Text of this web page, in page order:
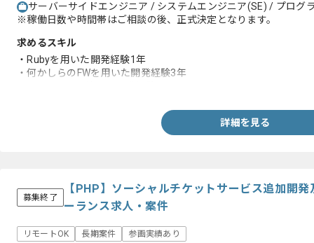
サーバーサイドエンジニア / システムエンジニア(SE) / プログ
※稼働日数や時間帯はご相談の後、正式決定となります。
求めるスキル
・Rubyを用いた開発経験1年
・何かしらのFWを用いた開発経験3年
詳細を見る
募集終了
【PHP】ソーシャルチケットサービス追加開
ーランス求人・案件
リモートOK 長期案件 参画実績あり